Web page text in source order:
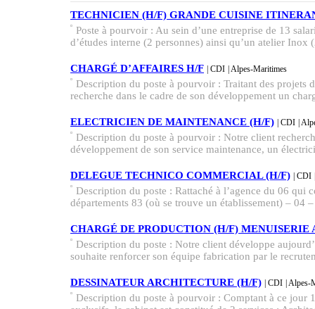
TECHNICIEN (H/F) GRANDE CUISINE
Poste à pourvoir : Au sein d’une entreprise de 13
d’études interne (2 personnes) ainsi qu’un atelier Inox
CHARGÉ D’AFFAIRES H/F | CDI | Alpes-Maritimes
Description du poste à pourvoir : Traitant des projets
recherche dans le cadre de son développement un
ELECTRICIEN DE MAINTENANCE (H/F) | CDI |
Description du poste à pourvoir : Notre client
développement de son service maintenance, un
DELEGUE TECHNICO COMMERCIAL (H/F) | CDI
Description du poste : Rattaché à l’agence du 06 qui
départements 83 (où se trouve un établissement) – 04
CHARGÉ DE PRODUCTION (H/F)
Description du poste : Notre client développe
souhaite renforcer son équipe fabrication par le
DESSINATEUR ARCHITECTURE (H/F) | CDI | Alpes-
Description du poste à pourvoir : Comptant à ce jour